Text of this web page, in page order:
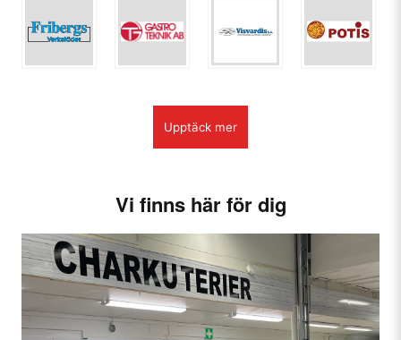
Upptäck mer
Vi finns här för dig